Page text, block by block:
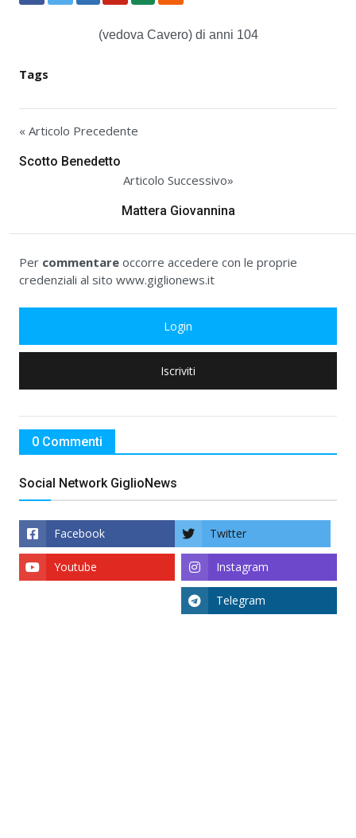
(vedova Cavero) di anni 104
Tags
« Articolo Precedente
Scotto Benedetto
Articolo Successivo»
Mattera Giovannina
Per commentare occorre accedere con le proprie
credenziali al sito www.giglionews.it
Login
Iscriviti
0 Commenti
Social Network GiglioNews
Facebook Twitter
Instagram
Youtube
Telegram